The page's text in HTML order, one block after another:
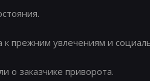
к прежним увлечениям и
о заказчике приворота.